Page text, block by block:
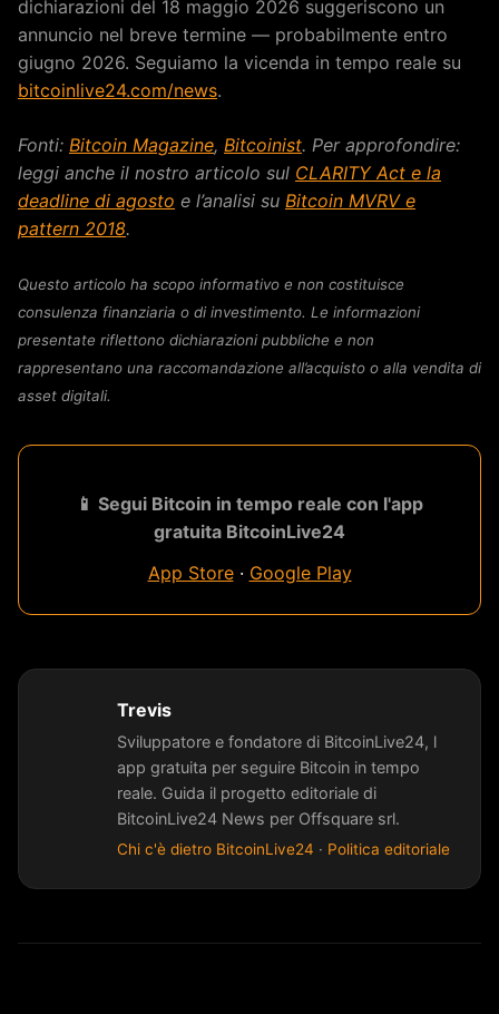
dichiarazioni del 18 maggio 2026 suggeriscono un
annuncio nel breve termine — probabilmente entro
giugno 2026. Seguiamo la vicenda in tempo reale su
bitcoinlive24.com/news.
Fonti: Bitcoin Magazine, Bitcoinist. Per approfondire:
leggi anche il nostro articolo sul CLARITY Act e la
deadline di agosto e l’analisi su Bitcoin MVRV e
pattern 2018.
Questo articolo ha scopo informativo e non costituisce
consulenza finanziaria o di investimento. Le informazioni
presentate riflettono dichiarazioni pubbliche e non
rappresentano una raccomandazione all’acquisto o alla vendita di
asset digitali.
📱 Segui Bitcoin in tempo reale con l'app
gratuita BitcoinLive24
App Store· Google Play
Trevis
Sviluppatore e fondatore di BitcoinLive24, l
app gratuita per seguire Bitcoin in tempo
reale. Guida il progetto editoriale di
BitcoinLive24 News per Offsquare srl.
Chi c'è dietro BitcoinLive24 · Politica editoriale